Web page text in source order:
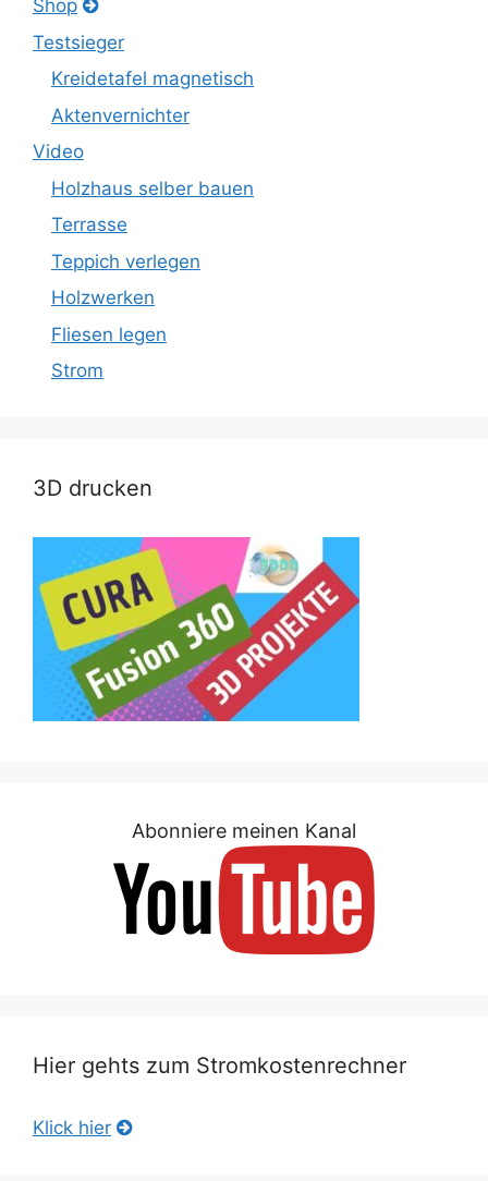
Shop
Testsieger
Kreidetafel magnetisch
Aktenvernichter
Video
Holzhaus selber bauen
Terrasse
Teppich verlegen
Holzwerken
Fliesen legen
Strom
3D drucken
Abonniere meinen Kanal
Hier gehts zum Stromkostenrechner
Klick hier